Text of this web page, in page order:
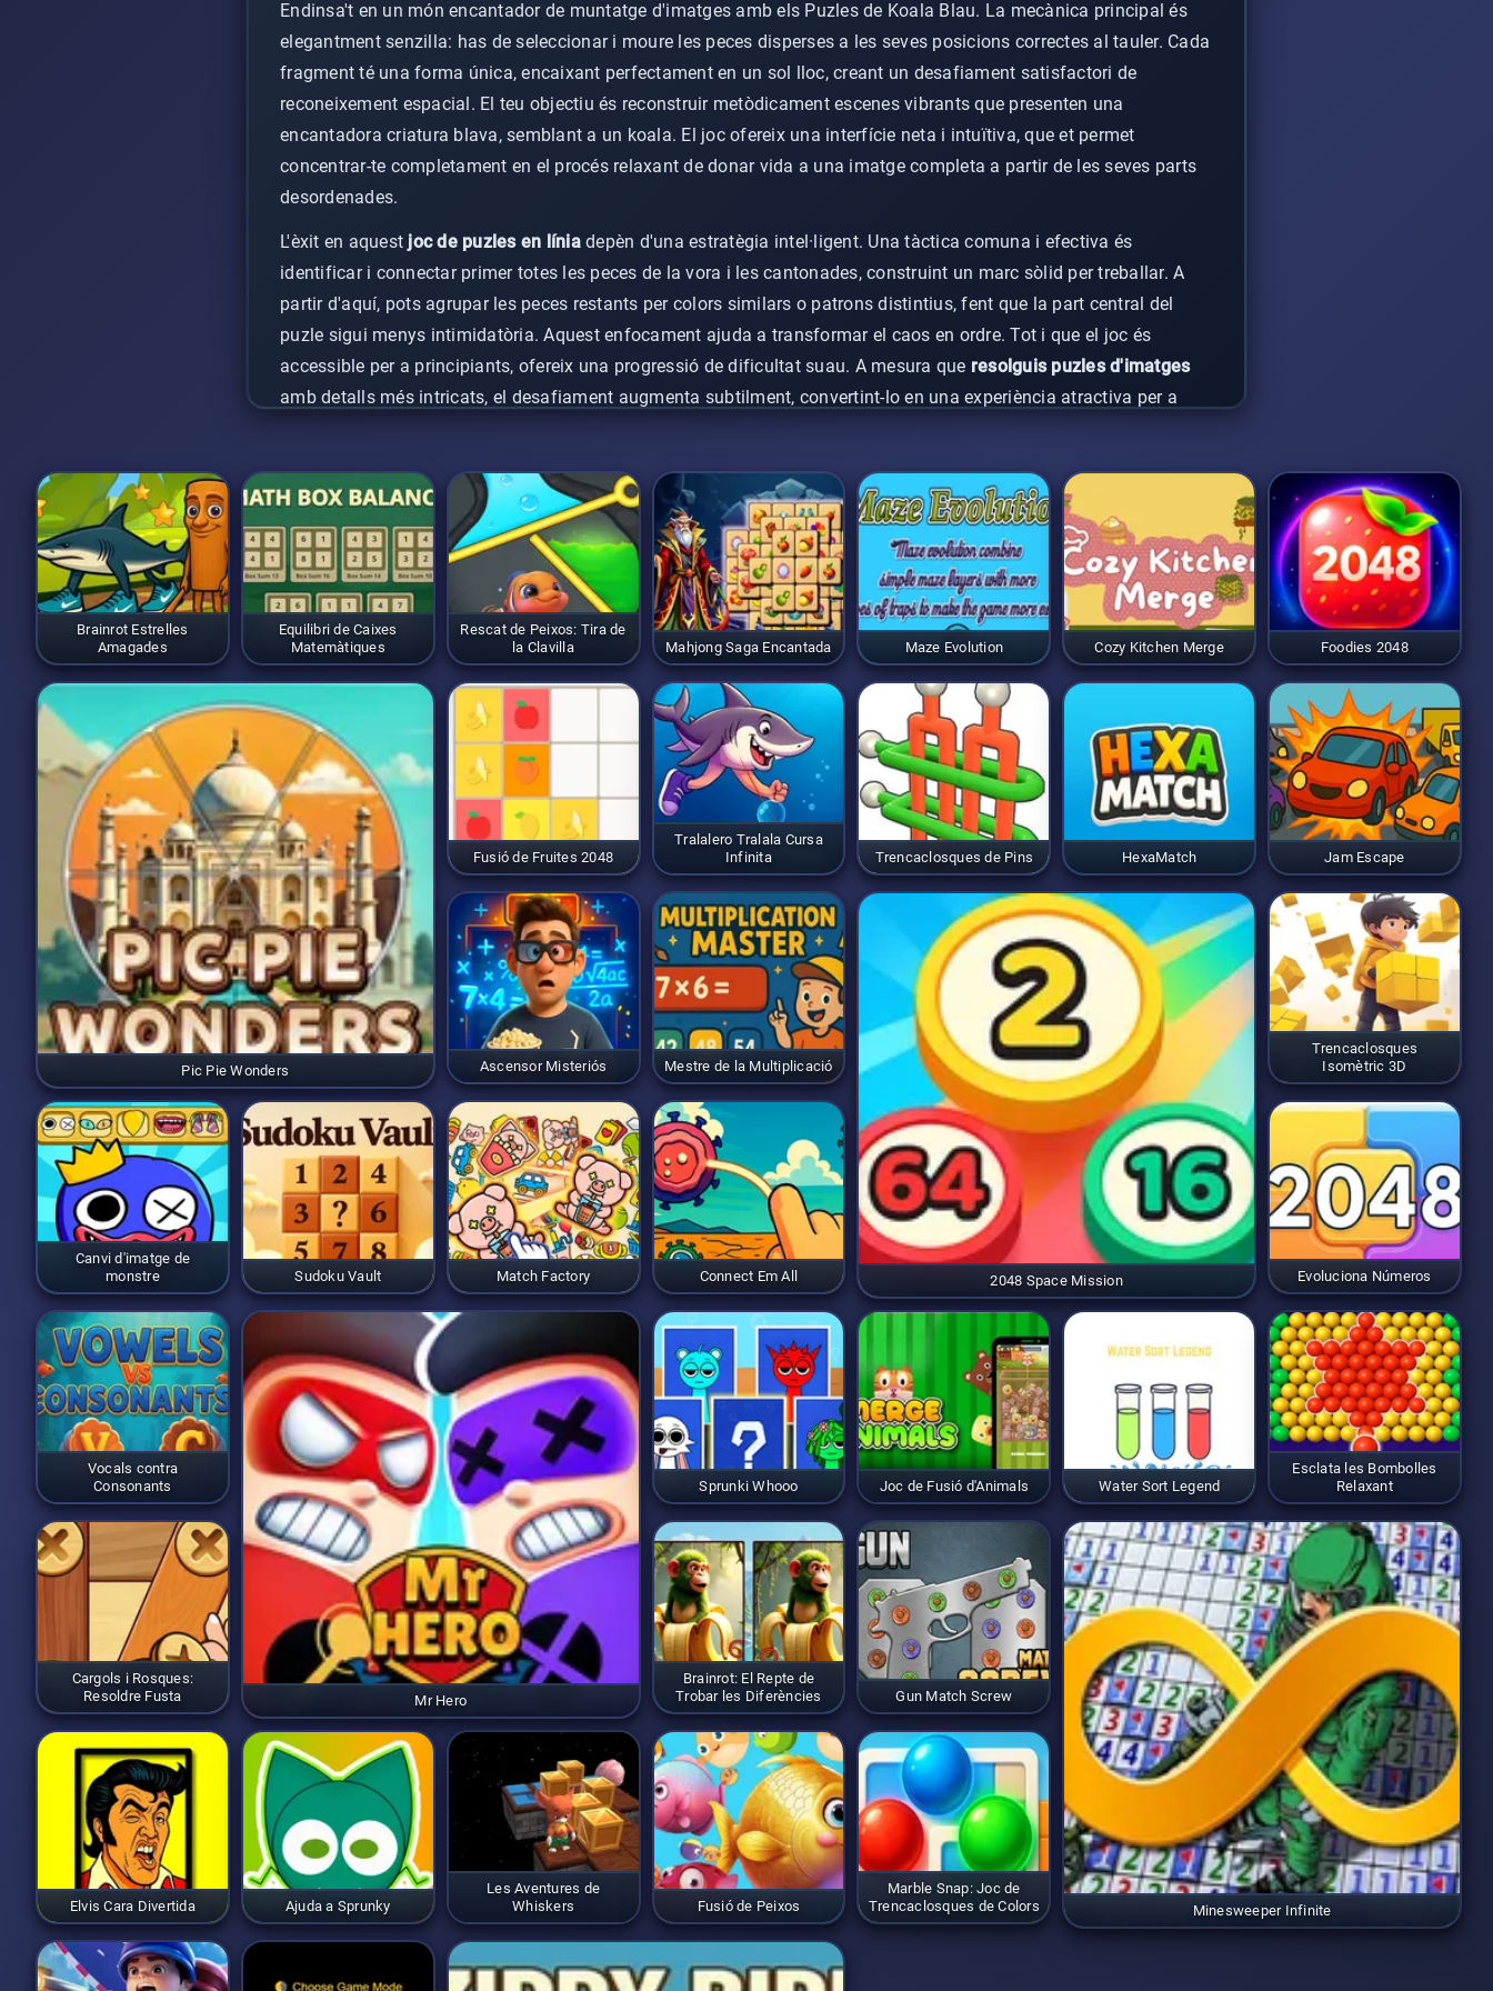
Endinsa't en un món encantador de muntatge d'imatges amb els Puzles de Koala Blau. La mecànica principal és
elegantment senzilla: has de seleccionar i moure les peces disperses a les seves posicions correctes al tauler. Cada
fragment té una forma única, encaixant perfectament en un sol lloc, creant un desafiament satisfactori de
reconeixement espacial. El teu objectiu és reconstruir metòdicament escenes vibrants que presenten una
encantadora criatura blava, semblant a un koala. El joc ofereix una interfície neta i intuïtiva, que et permet
concentrar-te completament en el procés relaxant de donar vida a una imatge completa a partir de les seves parts
desordenades.
L'èxit en aquest joc de puzles en líniadepèn d'una estratègia intel·ligent. Una tàctica comuna i efectiva és
identificar i connectar primer totes les peces de la vora i les cantonades, construint un marc sòlid per treballar. A
partir d'aquí, pots agrupar les peces restants per colors similars o patrons distintius, fent que la part central del
puzle sigui menys intimidatòria. Aquest enfocament ajuda a transformar el caos en ordre. Tot i que el joc és
accessible per a principiants, ofereix una progressió de dificultat suau. A mesura que resolguis puzles d'imatges
amb detalls més intricats, el desafiament augmenta subtilment, convertint-lo en una experiència atractiva per a
Brainrot Estrelles
Amagades
Equilibri de Caixes
Matemàtiques
Rescat de Peixos: Tira de
la Clavilla
Mahjong Saga Encantada Maze Evolution Cozy Kitchen Merge Foodies 2048
Pic Pie Wonders
Fusió de Fruites 2048
Tralalero Tralala Cursa
Infinita
Trencaclosques de Pins HexaMatch Jam Escape
Ascensor Misteriós Mestre de la Multiplicació
2048 Space Mission
Trencaclosques
Isomètric 3D
Canvi d'imatge de
monstre
Sudoku Vault Match Factory Connect Em All Evoluciona Números
Vocals contra
Consonants
Mr Hero
Sprunki Whooo Joc de Fusió d'Animals Water Sort Legend
Esclata les Bombolles
Relaxant
Cargols i Rosques:
Resoldre Fusta
Brainrot: El Repte de
Trobar les Diferències
Gun Match Screw
Minesweeper Infinite
Elvis Cara Divertida Ajuda a Sprunky
Les Aventures de
Whiskers
Fusió de Peixos
Marble Snap: Joc de
Trencaclosques de Colors